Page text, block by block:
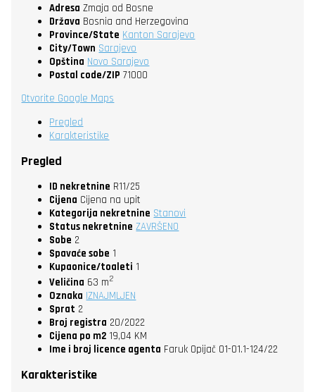
Adresa Zmaja od Bosne
Država Bosnia and Herzegovina
Province/State Kanton Sarajevo
City/Town Sarajevo
Opština Novo Sarajevo
Postal code/ZIP 71000
Otvorite Google Maps
Pregled
Karakteristike
Pregled
ID nekretnine R11/25
Cijena Cijena na upit
Kategorija nekretnine Stanovi
Status nekretnine ZAVRŠENO
Sobe 2
Spavaće sobe 1
Kupaonice/toaleti 1
Veličina 63 m2
Oznaka IZNAJMLJEN
Sprat 2
Broj registra 20/2022
Cijena po m2 19,04 KM
Ime i broj licence agenta Faruk Opijač 01-01.1-124/22
Karakteristike